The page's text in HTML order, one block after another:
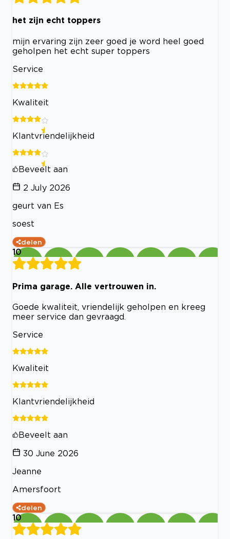
het zijn echt toppers
mijn ervaring zijn zeer goed je word heel goed
geholpen het echt super toppers
Service
Kwaliteit
Klantvriendelijkheid
Beveelt aan
2 July 2026
geurt van Es
soest
delen
10
Prima garage. Alle vertrouwen in.
Goede kwaliteit, vriendelijk geholpen en kreeg
meer service dan gevraagd.
Service
Kwaliteit
Klantvriendelijkheid
Beveelt aan
30 June 2026
Jeanne
Amersfoort
delen
10